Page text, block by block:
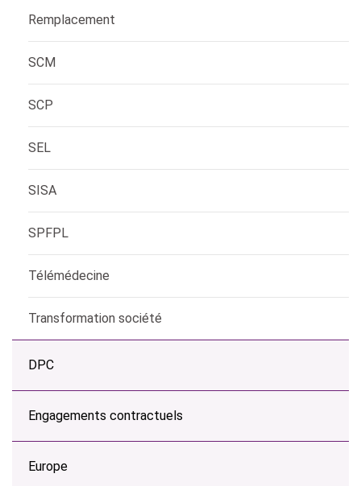
Remplacement
SCM
SCP
SEL
SISA
SPFPL
Télémédecine
Transformation société
DPC
Engagements contractuels
Europe